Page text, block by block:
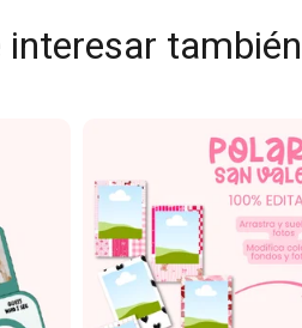
interesar también